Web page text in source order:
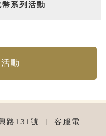
幣系列活動
動
路131號 ︱ 客服電